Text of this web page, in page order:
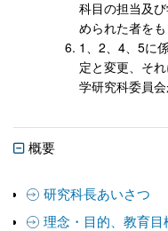
科目の担当及
められた者をも
1、2、4、5に
定と変更、そ
学研究科委員
概要
研究科長あいさつ
理念・目的、教育目